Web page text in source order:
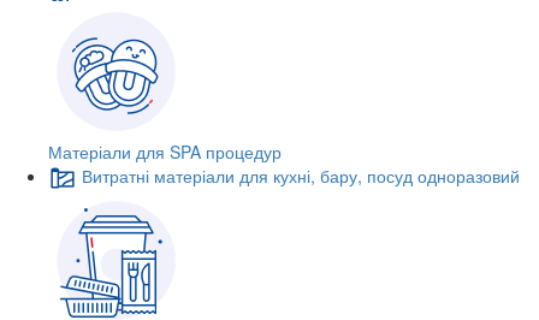
Матеріали для SPA процедур
Витратні матеріали для кухні, бару, посуд одноразовий